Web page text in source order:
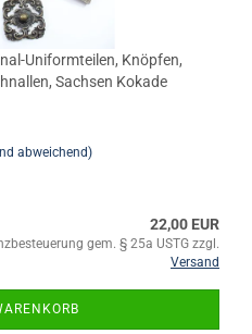
Uniformteilen, Knöpfen,
Sachsen Kokade
abweichend)
22,00 EUR
gem. § 25a USTG zzgl.
Versand